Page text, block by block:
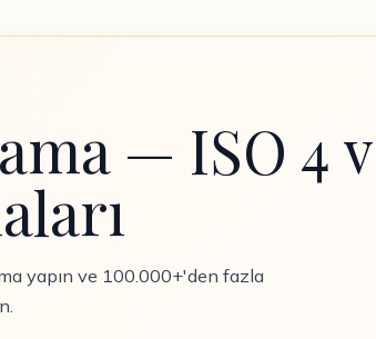
— ISO 4
yapın ve 100.000+'den fazla